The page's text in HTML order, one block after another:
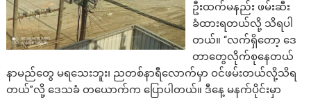
ဦးထက်မနည်း ဖမ်းဆီး
ခံထားရတယ်လို့ သိရပါ
တယ်။ “လက်ရှိတော့ ဒေ
တာတွေလိုက်စုနေတယ်
နာမည်တွေ မရသေးဘူး၊ ညတစ်နာရီလောက်မှာ ဝင်ဖမ်းတယ်လို့သိရ
တယ်”လို့ ဒေသခံ တယောက်က ပြောပါတယ်။ ဒီနေ့ မနက်ပိုင်းမှာ